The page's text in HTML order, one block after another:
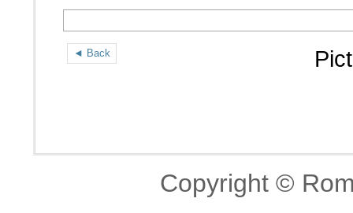
◄ Back
Copyright ©